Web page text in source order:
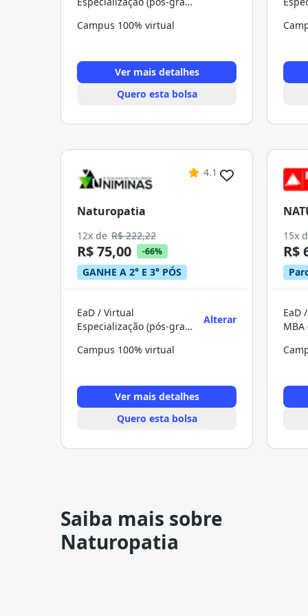
Campus 100% virtual
Ver mais detalhes
Quero esta bolsa
4.1
Naturopatia
12x de R$ 222,22
R$ 75,00 -66%
GANHE A 2° E 3° PÓS
EaD / Virtual
Especialização (pós-graduação)
Alterar
Campus 100% virtual
Ver mais detalhes
Quero esta bolsa
15x
R$
EaD
Saiba mais sobre
Naturopatia